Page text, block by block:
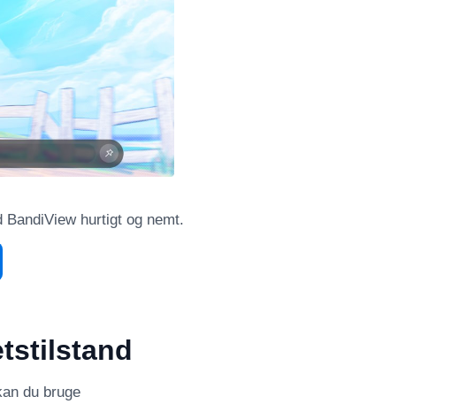
hurtigt og nemt.
du bruge